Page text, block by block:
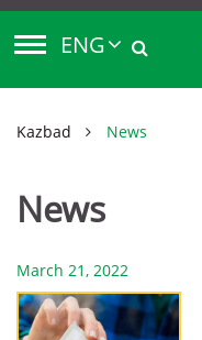
ENG
Kazbad News
News
March 21, 2022